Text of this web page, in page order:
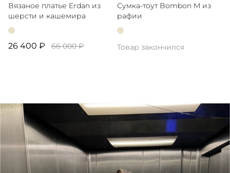
Вязаное платье Erdan из
шерсти и кашемира
26 400 ₽ 66 000 ₽
Сумка-тоут Bombon M из
рафии
Товар закончился